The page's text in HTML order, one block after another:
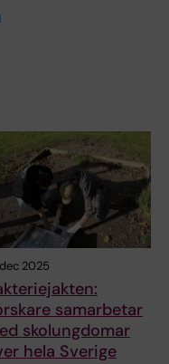
2025
samarbetar
skolungdomar
hela Sverige